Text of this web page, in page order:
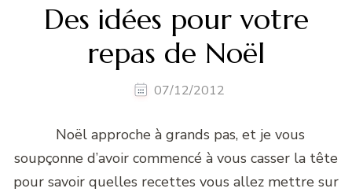
Des idées pour votre
repas de Noël
07/12/2012
Noël approche à grands pas, et je vous
soupçonne d’avoir commencé à vous casser la tête
pour savoir quelles recettes vous allez mettre sur